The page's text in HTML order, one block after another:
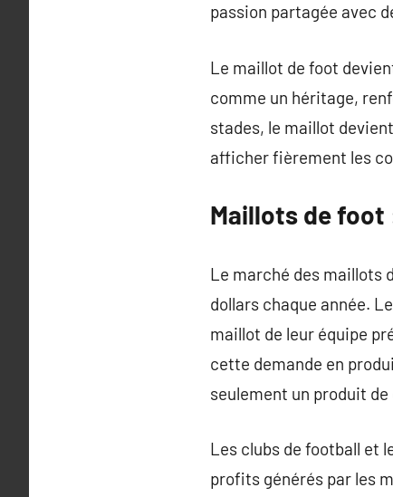
passion partagée avec
Le maillot de foot
comme un héritage,
stades, le maillot
afficher fièrement les
Maillots de
Le marché des maillots
dollars chaque année.
maillot de leur équipe
cette demande en
seulement un produit
Les clubs de football et
profits générés par les